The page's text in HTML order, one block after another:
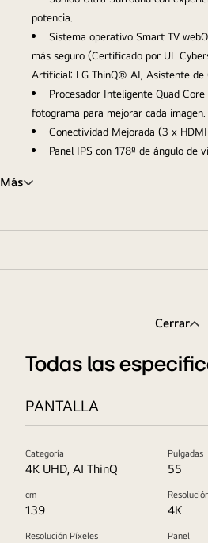
potencia.
Sistema operativo Smart TV
más seguro (Certificado por UL
Artificial: LG ThinQ® AI, Asistente de
Procesador Inteligente Quad
fotograma para mejorar cada imagen.
Conectividad Mejorada (3 x
Panel IPS con 178º de ángulo de
Más
Cerrar
Todas las
PANTALLA
Categoría
4K UHD, AI ThinQ
Pulgadas
55
cm
139 4K
Resolución Píxeles Panel